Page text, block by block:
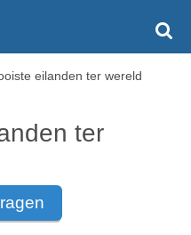
eilanden ter wereld
ter